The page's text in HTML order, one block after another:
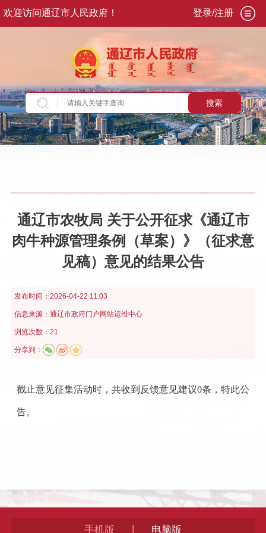
欢迎访问通辽市人民政府！ 登录/注册
搜索
当前位置：首页>交流互动>意见征集>意见征
通辽市农牧局 关于公开征求《通辽市
肉牛种源管理条例（草案）》（征求意
见稿）意见的结果公告
发布时间： 2026-04-22 11:03
信息来源： 通辽市政府门户网站运维中心
浏览次数：21
分享到：
截止意见征集活动时，共收到反馈意见建议0条，特此公
告。
手机版 电脑版